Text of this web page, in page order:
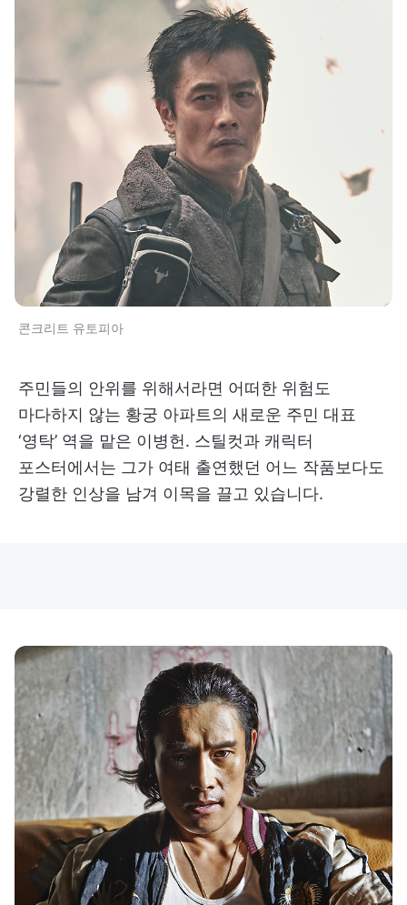
콘크리트 유토피아
주민들의 안위를 위해서라면 어떠한 위험도
마다하지 않는 황궁 아파트의 새로운 주민 대표
‘영탁’ 역을 맡은 이병헌. 스틸컷과 캐릭터
포스터에서는 그가 여태 출연했던 어느 작품보다도
강렬한 인상을 남겨 이목을 끌고 있습니다.